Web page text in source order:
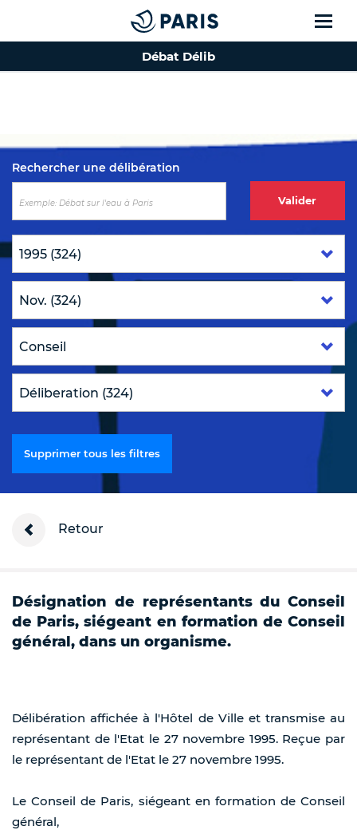
Top of the page
Débat Délib
Rechercher une délibération
Valider
Supprimer tous les filtres
Retour
Désignation de représentants du Conseil
de Paris, siégeant en formation de Conseil
général, dans un organisme.
Délibération affichée à l'Hôtel de Ville et transmise au
représentant de l'Etat le 27 novembre 1995. Reçue par
le représentant de l'Etat le 27 novembre 1995.
Le Conseil de Paris, siégeant en formation de Conseil
général,